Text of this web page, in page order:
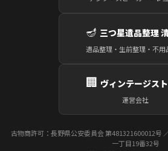
🪔 三つ星遺品整理
遺品整理・生前整理・不用
🏢 ヴィンテージス
運営会社
古物商許可：長野県公安委員会 第481321600012号
一丁目19番32号